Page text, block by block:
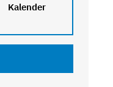
Kalender